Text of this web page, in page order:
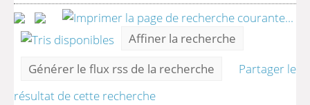
Affiner la recherche
Générer le flux rss de la recherche
Partager le
résultat de cette recherche